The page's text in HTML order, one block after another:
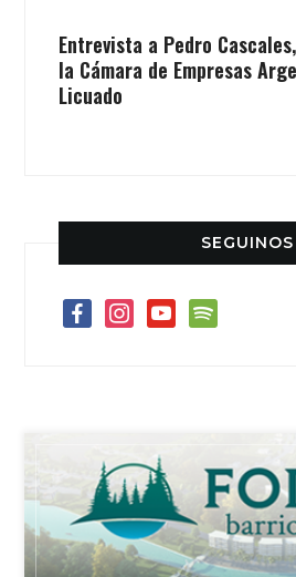
Entrevista a Pedro
la Cámara de Empresas
Licuado
SEGUINOS
facebookinstagramyoutubespotify